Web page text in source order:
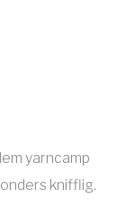
yarncamp
knifflig.